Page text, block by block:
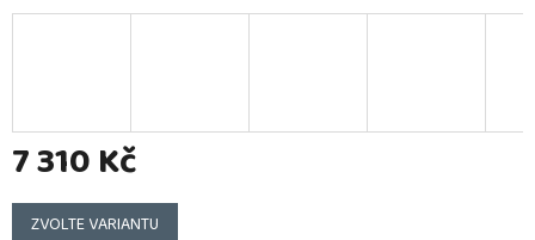
7 310 Kč
Měrná
cena:
ZVOLTE VARIANTU